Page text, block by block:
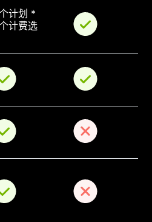
计划 *
计费选